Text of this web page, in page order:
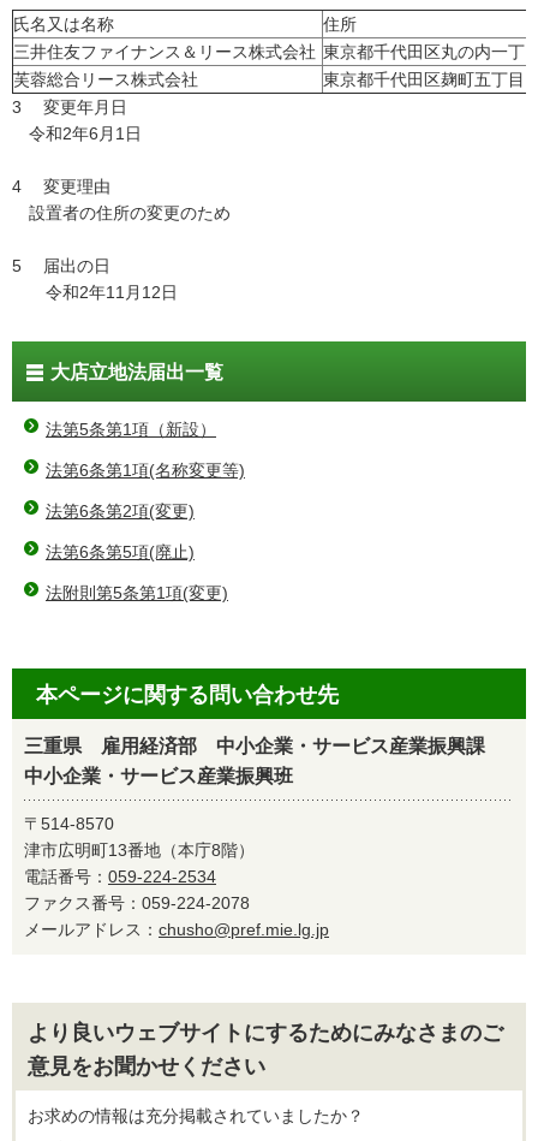
氏名又は名称
住所
三井住友ファイナンス＆リース株式会社 東京都千代田区丸の内一丁
芙蓉総合リース株式会社
東京都千代田区麹町五丁目
3 変更年月日
令和2年6月1日
4 変更理由
設置者の住所の変更のため
5 届出の日
令和2年11月12日
大店立地法届出一覧
法第5条第1項（新設）
法第6条第1項(名称変更等)
法第6条第2項(変更)
法第6条第5項(廃止)
法附則第5条第1項(変更)
本ページに関する問い合わせ先
三重県 雇用経済部 中小企業・サービス産業振興課
中小企業・サービス産業振興班
〒514-8570
津市広明町13番地（本庁8階）
電話番号： 059-224-2534
ファクス番号：059-224-2078
メールアドレス： chusho@pref.mie.lg.jp
より良いウェブサイトにするためにみなさまのご
意見をお聞かせください
お求めの情報は充分掲載されていましたか？